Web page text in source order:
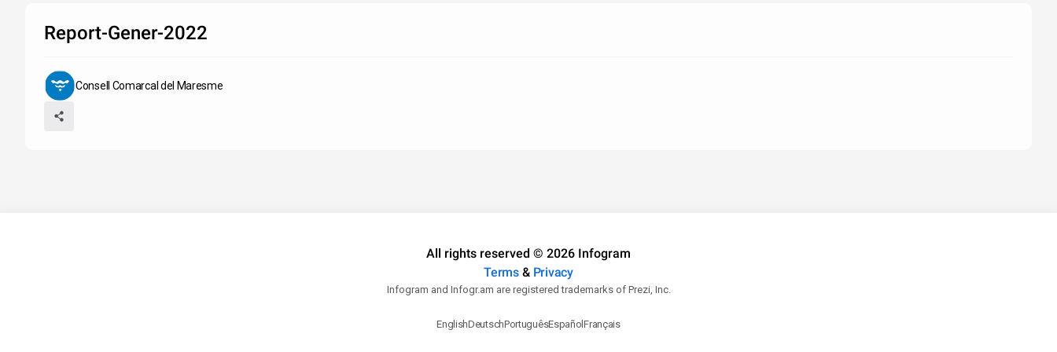
Report-Gener-2022
Consell Comarcal del Maresme
All rights reserved © 2026 Infogram
Terms& Privacy
Infogram and Infogr.am are registered trademarks of Prezi, Inc.
EnglishDeutschPortuguêsEspañolFrançais